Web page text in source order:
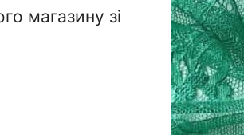
магазину зі